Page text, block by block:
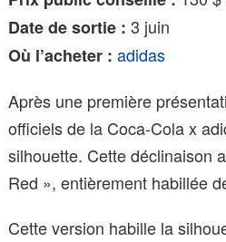
Date de sortie : 3 juin
Où l’acheter : adidas
Après une première
officiels de la Coca‑Cola x
silhouette. Cette déclinaison
Red », entièrement habillée
Cette version habille la